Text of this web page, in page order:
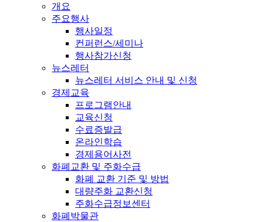
개요
주요행사
행사일정
컨퍼런스/세미나
행사참가신청
뉴스레터
뉴스레터 서비스 안내 및 신청
경제교육
프로그램안내
교육신청
수료증발급
온라인학습
경제용어사전
화폐교환 및 주화수급
화폐 교환 기준 및 방법
대량주화 교환신청
주화수급정보센터
화폐박물관